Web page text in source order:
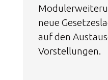
neue
auf den
Vorstellungen.